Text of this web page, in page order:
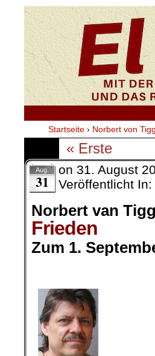
Startseite › Norbert von
« Erste
Aug.
31
on 31. August
Veröffentlicht In:
Norbert van
Frieden
Zum 1.